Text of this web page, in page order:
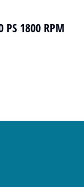
1800 RPM